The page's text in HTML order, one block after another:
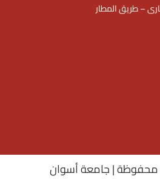
– طريق المطار
| جامعة أسوان